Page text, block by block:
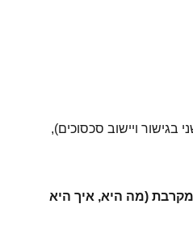
בגישור ויישוב סכסוכים),
(מה היא, איך היא